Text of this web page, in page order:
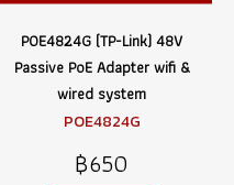
POE4824G (TP-Link) 48V
Passive PoE Adapter wifi &
wired system
POE4824G
฿650